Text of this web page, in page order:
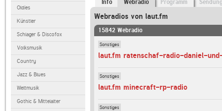
Oldies
Künstler
Schlager & Discofox
Volksmusik
Country
Jazz & Blues
Weltmusik
Gothic & Mittelalter
Info Webradio Programm
Webradios von laut.fm
15842 Webradio
Sonstiges
laut.fm ratenschaf-radio-daniel-
Sonstiges
laut.fm minecraft-rp-radio
Sonstiges